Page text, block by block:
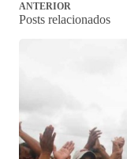
ANTERIOR
Posts relacionados